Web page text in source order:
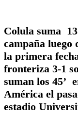
Colula suma
campaña luego
la primera
fronteriza 3-1
suman los 45’
América el
estadio